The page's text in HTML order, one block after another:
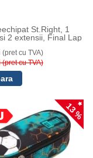
St.Right, 1
2 extensii, Final Lap
(pret cu TVA)
(pret cu TVA)
13 %